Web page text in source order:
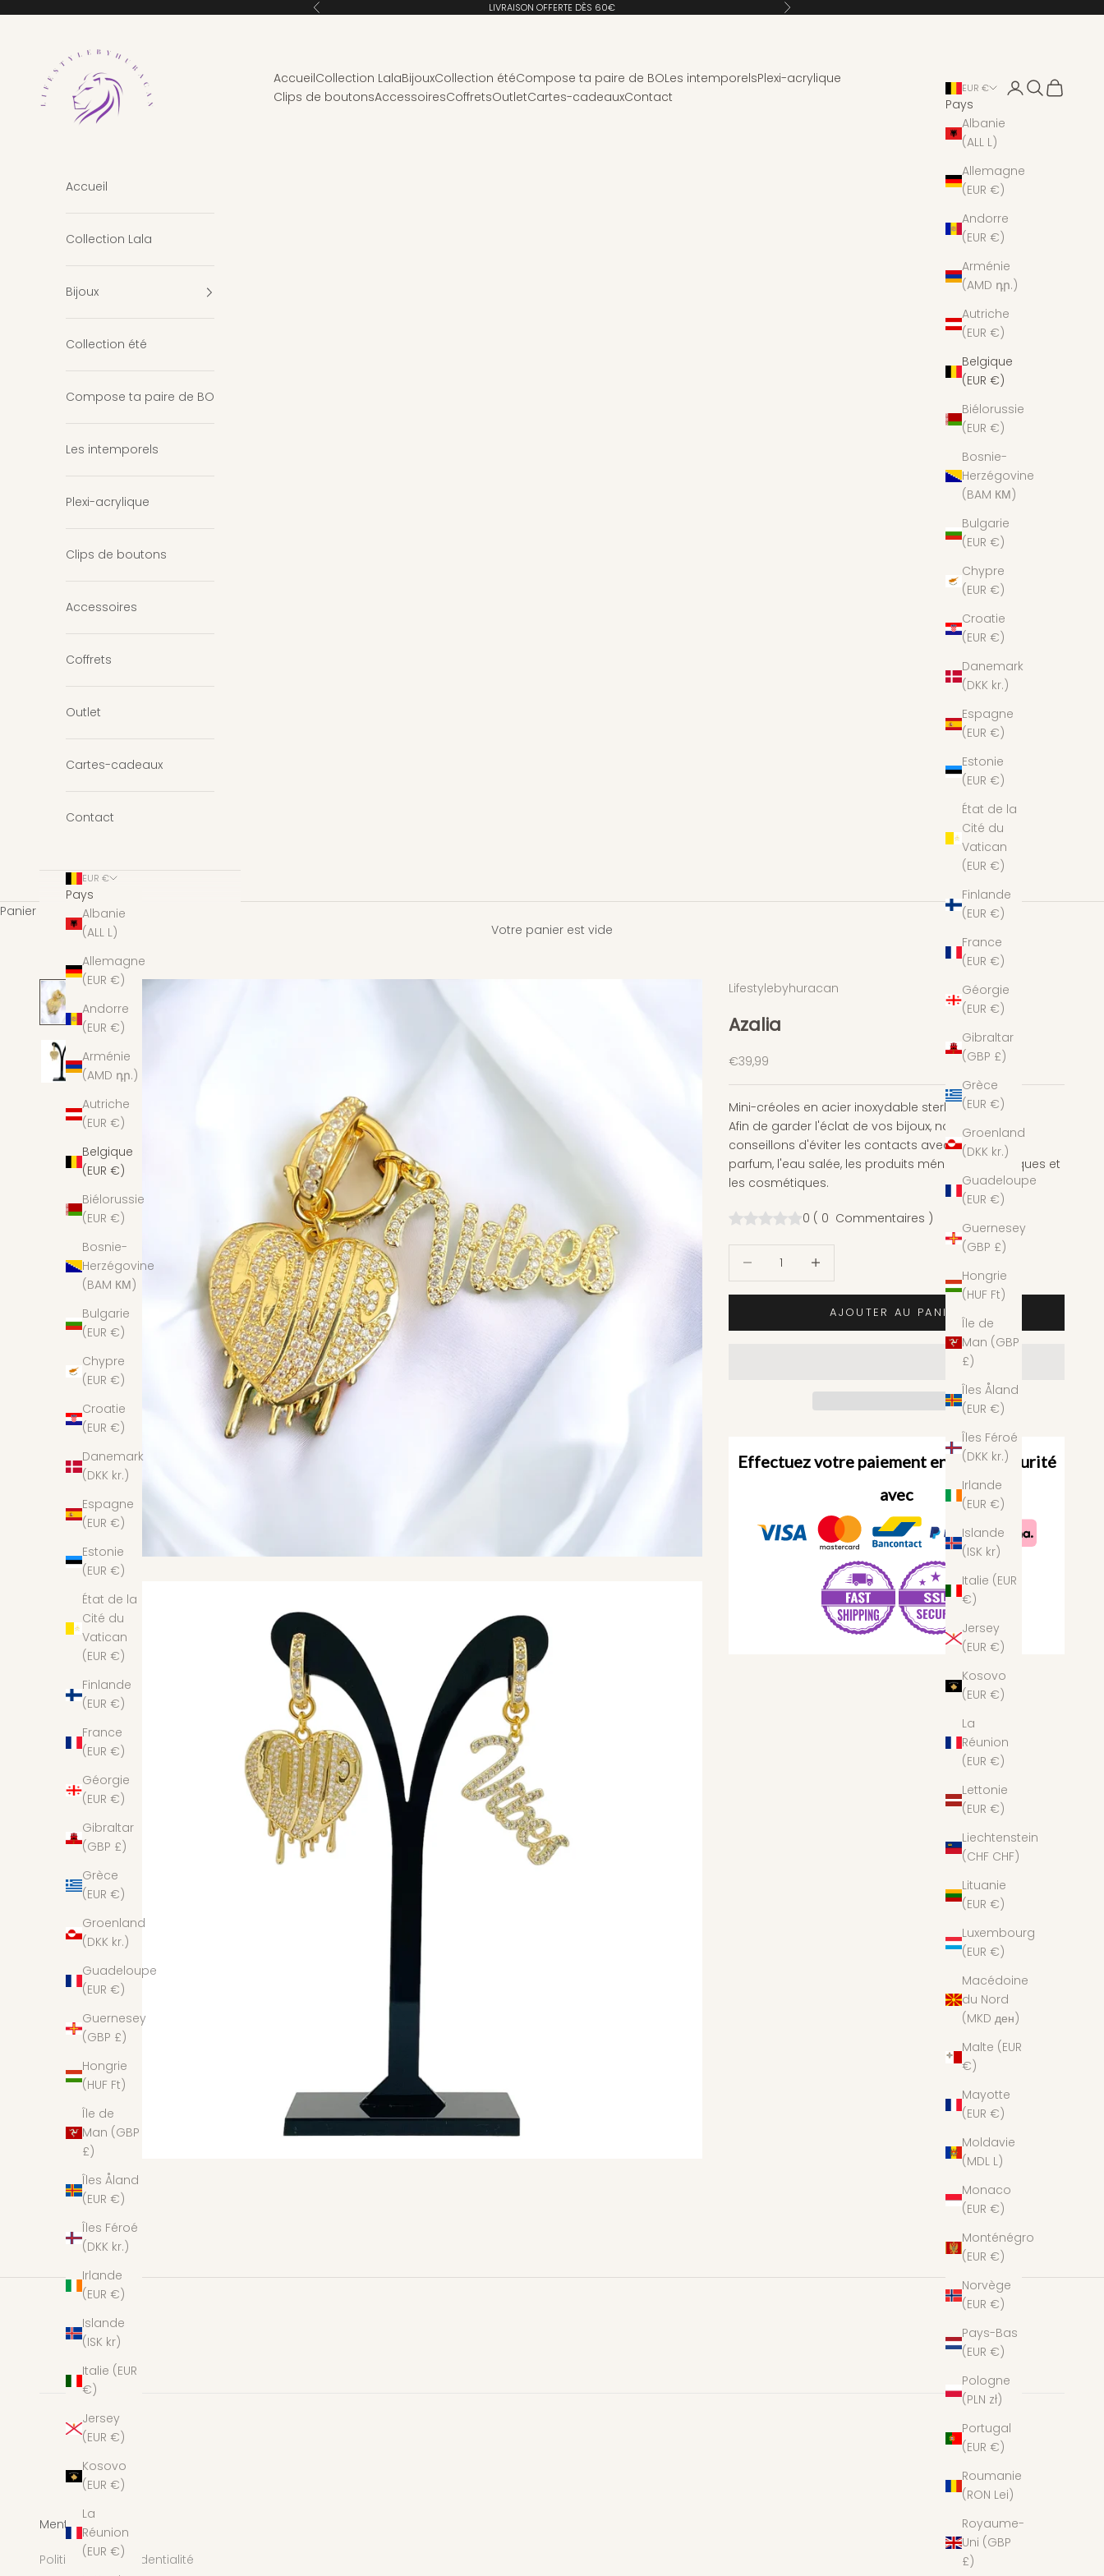
Précédent LIVRAISON OFFERTE DÈS 60€ Suivant
AccueilCollection LalaBijouxCollection étéCompose ta paire de BOLes intemporelsPlexi-acrylique
Clips de boutonsAccessoiresCoffretsOutletCartes-cadeauxContact
EUR €
Pays
Albanie
(ALL L)
Allemagne
(EUR €)
Andorre
(EUR €)
Arménie
(AMD դր.)
Autriche
(EUR €)
Belgique
(EUR €)
Biélorussie
(EUR €)
Bosnie-
Herzégovine
(BAM КМ)
Bulgarie
(EUR €)
Chypre
(EUR €)
Croatie
(EUR €)
Danemark
(DKK kr.)
Espagne
(EUR €)
Estonie
(EUR €)
État de la
Cité du
Vatican
(EUR €)
Finlande
(EUR €)
France
(EUR €)
Géorgie
(EUR €)
Gibraltar
(GBP £)
Grèce
(EUR €)
Groenland
(DKK kr.)
Guadeloupe
(EUR €)
Guernesey
(GBP £)
Hongrie
(HUF Ft)
Île de
Man (GBP
£)
Îles Åland
(EUR €)
Îles Féroé
(DKK kr.)
Irlande
(EUR €)
Islande
(ISK kr)
Italie (EUR
€)
Jersey
(EUR €)
Kosovo
(EUR €)
La
Réunion
(EUR €)
Lettonie
(EUR €)
Liechtenstein
(CHF CHF)
Lituanie
(EUR €)
Luxembourg
(EUR €)
Macédoine
du Nord
(MKD ден)
Malte (EUR
€)
Mayotte
(EUR €)
Moldavie
(MDL L)
Monaco
(EUR €)
Monténégro
(EUR €)
Norvège
(EUR €)
Pays-Bas
(EUR €)
Pologne
(PLN zł)
Portugal
(EUR €)
Roumanie
(RON Lei)
Royaume-
Uni (GBP
£)
Connexion
Recherche
Panier
Accueil
Collection Lala
Bijoux
Collection été
Compose ta paire de BO
Les intemporels
Plexi-acrylique
Clips de boutons
Accessoires
Coffrets
Outlet
Cartes-cadeaux
Contact
EUR €
Pays
Albanie
(ALL L)
Allemagne
(EUR €)
Andorre
(EUR €)
Arménie
(AMD դր.)
Autriche
(EUR €)
Belgique
(EUR €)
Biélorussie
(EUR €)
Bosnie-
Herzégovine
(BAM КМ)
Bulgarie
(EUR €)
Chypre
(EUR €)
Croatie
(EUR €)
Danemark
(DKK kr.)
Espagne
(EUR €)
Estonie
(EUR €)
État de la
Cité du
Vatican
(EUR €)
Finlande
(EUR €)
France
(EUR €)
Géorgie
(EUR €)
Gibraltar
(GBP £)
Grèce
(EUR €)
Groenland
(DKK kr.)
Guadeloupe
(EUR €)
Guernesey
(GBP £)
Hongrie
(HUF Ft)
Île de
Man (GBP
£)
Îles Åland
(EUR €)
Îles Féroé
(DKK kr.)
Irlande
(EUR €)
Islande
(ISK kr)
Italie (EUR
€)
Jersey
(EUR €)
Kosovo
(EUR €)
La
Réunion
(EUR €)
Panier
Votre panier est vide
Lifestylebyhuracan
Azalia
Prix de vente
€39,99
Mini-créoles en acier inoxydable sterling 925.
Afin de garder l'éclat de vos bijoux, nous vous
conseillons d'éviter les contacts avec le chlore, le
parfum, l'eau salée, les produits ménagers, chimiques et
les cosmétiques.
0 ( 0 Commentaires )
AJOUTER AU PANIER
Effectuez votre paiement en toute sécurité
avec
Mentions légales
Politique de confidentialité